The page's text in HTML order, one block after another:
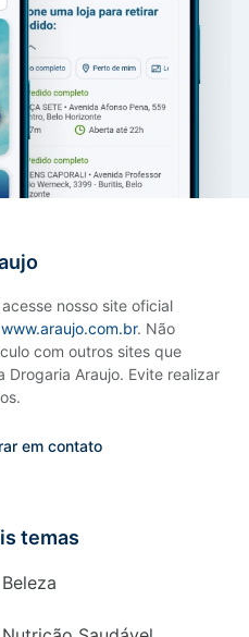
nosso site oficial
www.araujo.com.br. Não
com outros sites que
Drogaria Araujo. Evite realizar
em contato
temas
Beleza